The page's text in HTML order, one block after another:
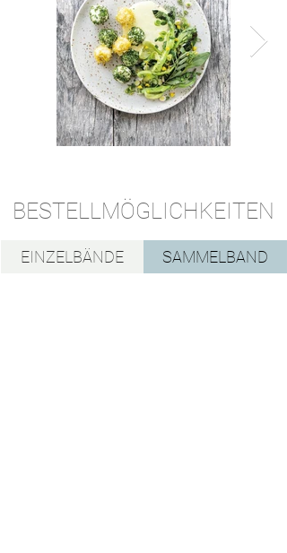
BESTELLMÖGLICHKEITEN
EINZELBÄNDE SAMMELBAND